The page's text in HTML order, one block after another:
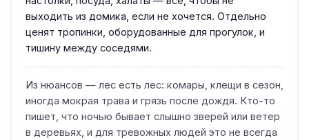
выходить из домика, если не хочется. Отдельно
ценят тропинки, оборудованные для прогулок, и
тишину между соседями.
Из нюансов — лес есть лес: комары, клещи в сезон,
иногда мокрая трава и грязь после дождя. Кто-то
пишет, что ночью бывает слышно зверей или ветер
в деревьях, и для тревожных людей это не всегда